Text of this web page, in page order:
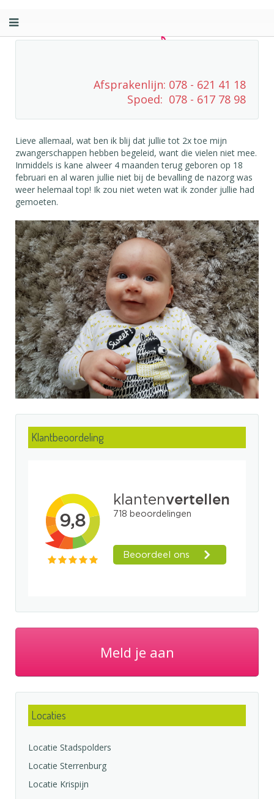
Afsprakenlijn: 078 - 621 41 18
Spoed: 078 - 617 78 98
Lieve allemaal, wat ben ik blij dat jullie tot 2x toe mijn
zwangerschappen hebben begeleid, want die vielen niet mee.
Inmiddels is kane alweer 4 maanden terug geboren op 18
februari en al waren jullie niet bij de bevalling de nazorg was
weer helemaal top! Ik zou niet weten wat ik zonder jullie had
gemoeten.
Klantbeoordeling
Meld je aan
Locaties
Locatie Stadspolders
Locatie Sterrenburg
Locatie Krispijn